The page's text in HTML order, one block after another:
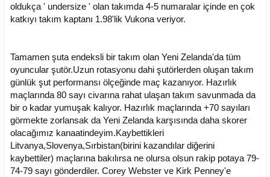
oldukça ' undersize ' olan takımda 4-5 numaralar içinde en çok
katkıyı takım kaptanı 1.98'lik Vukona veriyor.
Tamamen şuta endeksli bir takım olan Yeni Zelanda'da tüm
oyuncular şutör.Uzun rotasyonu dahi şutörlerden oluşan takım
günlük şut performansı ölçeğinde maç kazanıyor. Hazırlık
maçlarında 80 sayı civarına rahat ulaşan takım savunmada da
bir o kadar yumuşak kalıyor. Hazırlık maçlarında +70 sayıları
görmekte zorlansak da Yeni Zelanda karşısında daha skorer
olacağımız kanaatindeyim.Kaybettikleri
Litvanya,Slovenya,Sırbistan(birini kazandılar diğerini
kaybettiler) maçlarına bakılırsa ne olursa olsun rakip potaya 79-
74-79 sayı gönderdiler. Corey Webster ve Kirk Penney'e